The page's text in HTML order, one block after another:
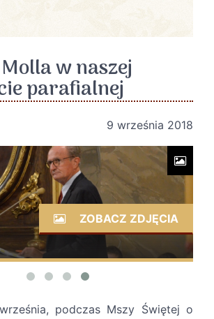
w naszej
parafialnej
9 września 2018
ZOBACZ ZDJĘCIA
podczas Mszy Świętej o